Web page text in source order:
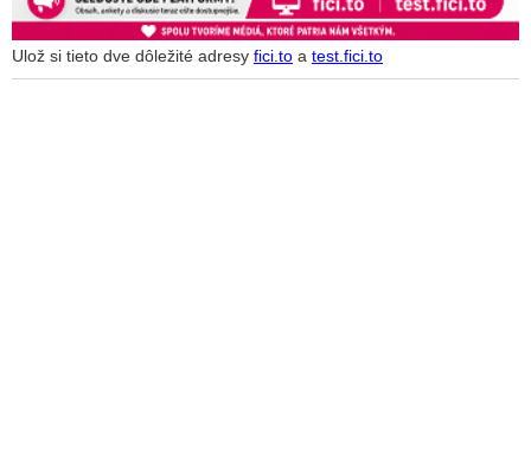
Ulož si tieto dve dôležité adresy fici.to a test.fici.to